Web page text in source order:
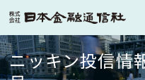
ニッキン投信情